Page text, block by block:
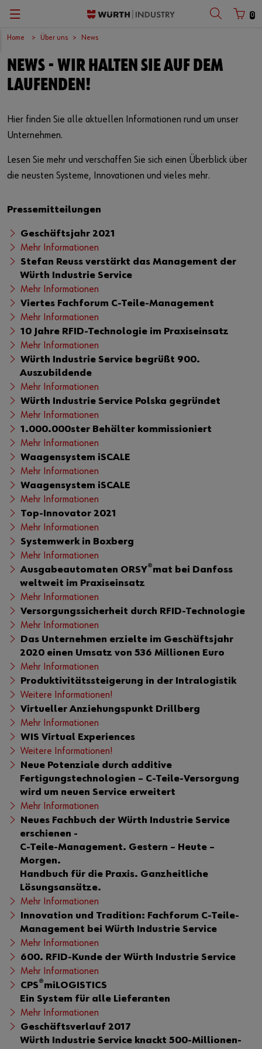
0
Zurück
Kundennummer
Partnernummer
Passwort vergessen
Anmeldedaten merken
Login
Sie möchten sich im Online-Shop registrieren?
In nur drei Schritten können Sie sich registrieren und alle
Funktionen des Online-Shops nutzen.
Verkauf nur an Gewerbetreibende
Jetzt Registrieren
Zurück
C-Teile-Management
Systemlösungen
Schlanke Fabrik
Produktlösungen
Branchen
Zurück
Produkte
Zertifikate
Zurück
Chancen
Zurück
Unternehmen
Zentraleinkauf
Messen und Veranstaltungen
News
Videoplattform
Download
Verantwortung
Kontakt
Zurück
Deutsch
Home Über uns News
NEWS - WIR HALTEN SIE AUF DEM
LAUFENDEN!
Hier finden Sie alle aktuellen Informationen rund um unser
Unternehmen.
Lesen Sie mehr und verschaffen Sie sich einen Überblick über
die neusten Systeme, Innovationen und vieles mehr.
Pressemitteilungen
Geschäftsjahr 2021
Mehr Informationen
Stefan Reuss verstärkt das Management der
Würth Industrie Service
Mehr Informationen
Viertes Fachforum C-Teile-Management
Mehr Informationen
10 Jahre RFID-Technologie im Praxiseinsatz
Mehr Informationen
Würth Industrie Service begrüßt 900.
Auszubildende
Mehr Informationen
Würth Industrie Service Polska gegründet
Mehr Informationen
1.000.000ster Behälter kommissioniert
Mehr Informationen
Waagensystem iSCALE
Mehr Informationen
Waagensystem iSCALE
Mehr Informationen
Top-Innovator 2021
Mehr Informationen
Systemwerk in Boxberg
Mehr Informationen
Ausgabeautomaten ORSY®mat bei Danfoss
weltweit im Praxiseinsatz
Mehr Informationen
Versorgungssicherheit durch RFID-Technologie
Mehr Informationen
Das Unternehmen erzielte im Geschäftsjahr
2020 einen Umsatz von 536 Millionen Euro
Mehr Informationen
Produktivitätssteigerung in der Intralogistik
Weitere Informationen!
Virtueller Anziehungspunkt Drillberg
Mehr Informationen
WIS Virtual Experiences
Weitere Informationen!
Neue Potenziale durch additive
Fertigungstechnologien – C-Teile-Versorgung
wird um neuen Service erweitert
Mehr Informationen
Neues Fachbuch der Würth Industrie Service
erschienen -
C-Teile-Management. Gestern – Heute –
Morgen.
Handbuch für die Praxis. Ganzheitliche
Lösungsansätze.
Mehr Informationen
Innovation und Tradition: Fachforum C-Teile-
Management bei Würth Industrie Service
Mehr Informationen
600. RFID-Kunde der Würth Industrie Service
Mehr Informationen
CPS®miLOGISTICS
Ein System für alle Lieferanten
Mehr Informationen
Geschäftsverlauf 2017
Würth Industrie Service knackt 500-Millionen-